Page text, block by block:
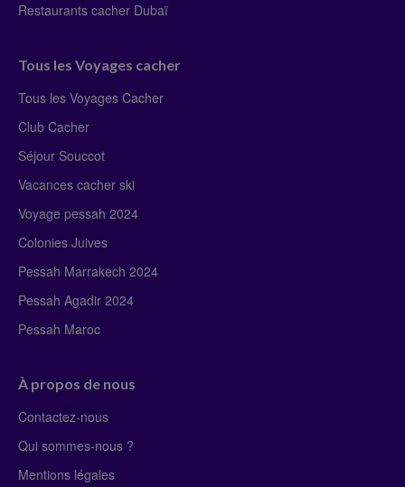
Restaurants cacher Dubaï
Tous les Voyages cacher
Tous les Voyages Cacher
Club Cacher
Séjour Souccot
Vacances cacher ski
Voyage pessah 2024
Colonies Juives
Pessah Marrakech 2024
Pessah Agadir 2024
Pessah Maroc
À propos de nous
Contactez-nous
Qui sommes-nous ?
Mentions légales